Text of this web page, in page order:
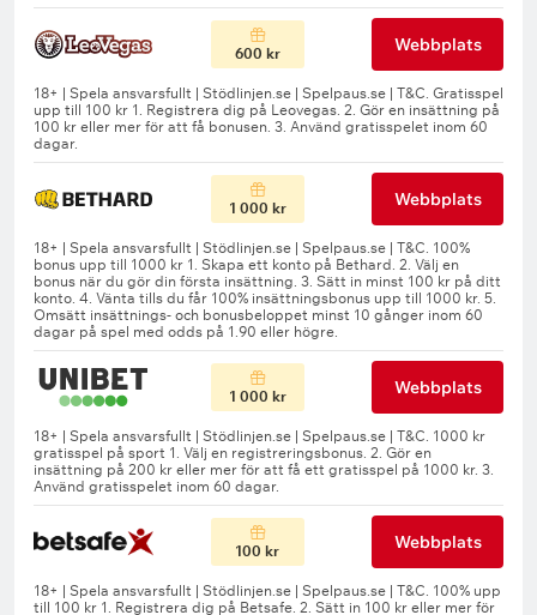
600 kr Webbplats
1 000 kr Webbplats
1 000 kr Webbplats
100 kr Webbplats